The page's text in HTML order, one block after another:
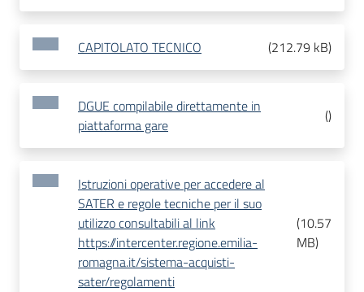
CAPITOLATO TECNICO (212.79 kB)
DGUE compilabile direttamente in
piattaforma gare
()
Istruzioni operative per accedere al
SATER e regole tecniche per il suo
utilizzo consultabili al link
https://intercenter.regione.emilia-
romagna.it/sistema-acquisti-
sater/regolamenti
(10.57
MB)